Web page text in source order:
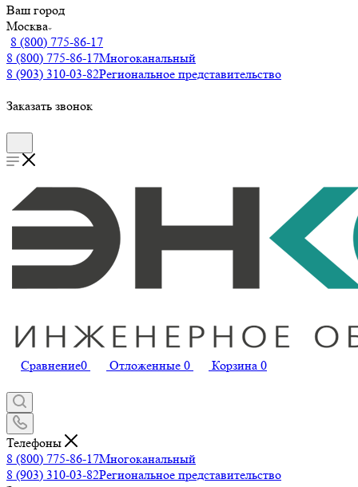
Ваш город
Москва
8 (800) 775-86-17
8 (800) 775-86-17Многоканальный
8 (903) 310-03-82Региональное представительство
Заказать звонок
Сравнение0 Отложенные 0 Корзина 0
Телефоны
8 (800) 775-86-17Многоканальный
8 (903) 310-03-82Региональное представительство